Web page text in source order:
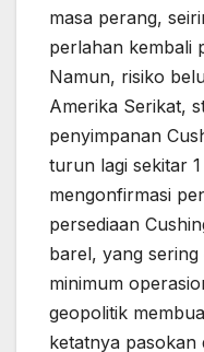
masa perang,
perlahan kembali
Namun, risiko
Amerika Serikat,
penyimpanan
turun lagi sekitar
mengonfirmasi
persediaan
barel, yang sering
minimum
geopolitik
ketatnya pasokan